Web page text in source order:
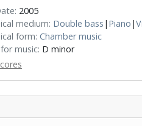
2005
medium: Double bass | Piano |
form: Chamber music
music: D minor